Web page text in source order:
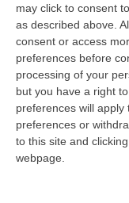
may click to consent
as described above.
consent or access
preferences before
processing of your
but you have a right
preferences will apply
preferences or
to this site and
webpage.
prestigio come
Scuola
Pisa. Erasmus+
vede coinvolti
istruzione
parte delle 50
ammessi